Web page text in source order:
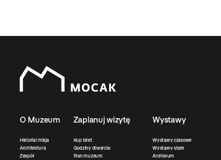
O Muzeum
Historia i misja
Architektura
Zespół
Zaplanuj wizytę
Kup bilet
Godziny otwarcia
Plan muzeum
Wystawy
Wystawy czasowe
Wystawy stałe
Archiwum